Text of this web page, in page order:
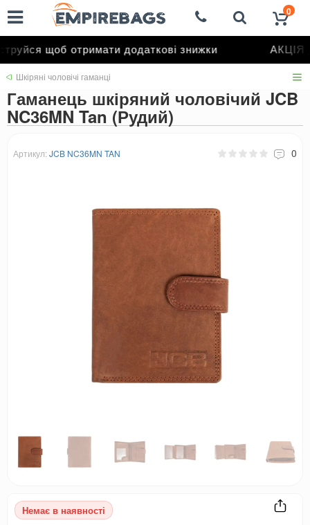
щоб отримати додаткові знижки АКЦІЯ
0
Шкіряні чоловічі гаманці
Гаманець шкіряний чоловічий JCB
NC36MN Tan (Рудий)
Артикул: JCB NC36MN TAN 0
Немає в наявності